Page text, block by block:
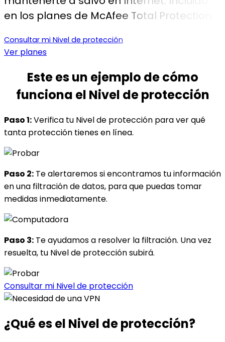
en los planes de McAfee Total Protection.
Consultar mi Nivel de protección
Ver planes
Este es un ejemplo decómo
funciona el Nivel de protección
Paso 1:Verifica tu Nivel de protección para ver qué
tanta protección tienes en línea.
Paso 2: Te alertaremos si encontramos tu información
en una filtración de datos, para que puedas tomar
medidas inmediatamente.
Paso 3: Te ayudamos a resolver la filtración. Una vez
resuelta, tu Nivel de protección subirá.
Consultar mi Nivel de protección
¿Qué esel Nivel de protección?